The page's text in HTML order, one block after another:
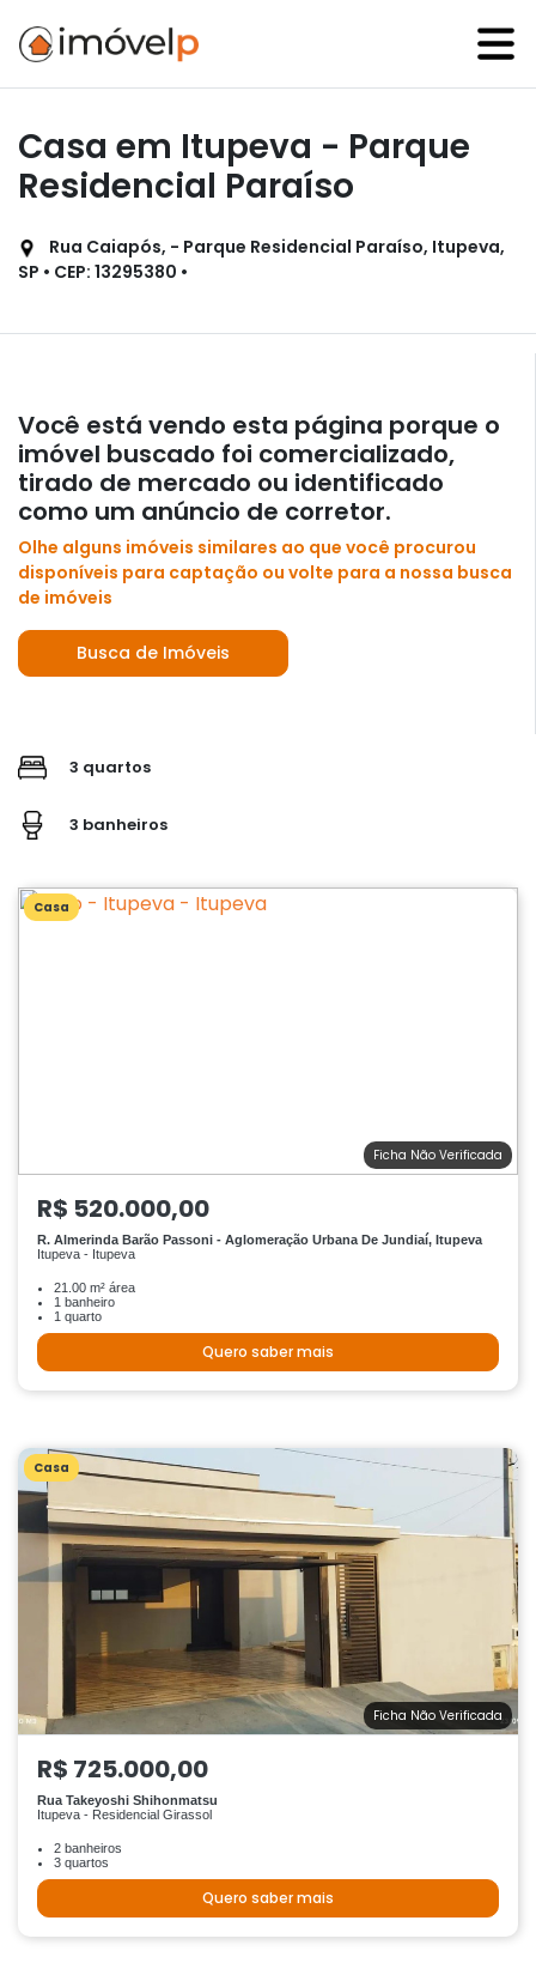
Casa em Itupeva - Parque
Residencial Paraíso
Rua Caiapós, - Parque Residencial Paraíso, Itupeva,
SP • CEP: 13295380 •
Você está vendo esta página porque o
imóvel buscado foi comercializado,
tirado de mercado ou identificado
como um anúncio de corretor.
Olhe alguns imóveis similares ao que você procurou
disponíveis para captação ou volte para a nossa busca
de imóveis
Busca de Imóveis
3 quartos
3 banheiros
Casa
Ficha Não Verificada
R$ 520.000,00
R. Almerinda Barão Passoni - Aglomeração Urbana De Jundiaí, Itupeva
Itupeva - Itupeva
21.00 m² área
1 banheiro
1 quarto
Quero saber mais
Casa
Ficha Não Verificada
R$ 725.000,00
Rua Takeyoshi Shihonmatsu
Itupeva - Residencial Girassol
2 banheiros
3 quartos
Quero saber mais